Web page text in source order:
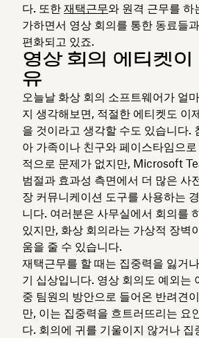
다. 또한 재택근무와 원격 근무를 하
가하면서 영상 회의를 통한 동료들
편화되고 있죠.
영상 회의 에티켓이
유
오늘날 화상 회의 소프트웨어가 얼
지 생각해보면, 적절한 에티켓도 이
을 것이라고 생각할 수도 있습니다.
아 가족이나 친구와 페이스타임으
적으로 문제가 없지만, Microsoft
범절과 효과성 측면에서 더 많은 사
장 커뮤니케이션 도구를 사용하는
니다. 여러분은 사무실에서 회의를
있지만, 화상 회의라는 가상적 장벽
움을 줄 수 있습니다.
재택근무를 할 때는 집중력을 잃거
기 십상입니다. 영상 회의도 예외는
중 팀원의 방안으로 들어온 반려견
만, 이는 집중력을 흐트러뜨리는 요
다. 회의에 귀를 기울이지 않거나 집